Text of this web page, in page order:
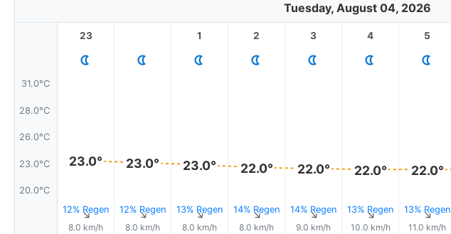
Tuesday, August 04, 2026
31.0°C
28.0°C
26.0°C
23.0°C
20.0°C
23
23.0°
12% Regen
↑
8.0 km/h
23.0°
12% Regen
↑
8.0 km/h
1
23.0°
13% Regen
↑
8.0 km/h
2
22.0°
14% Regen
↑
8.0 km/h
3
22.0°
14% Regen
↑
9.0 km/h
4
22.0°
13% Regen
↑
10.0 km/h
5
22.0°
13% Regen
↑
11.0 km/h